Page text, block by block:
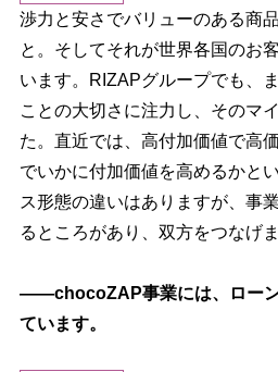
渉力と安さでバリューのある商
と。そしてそれが世界各国のお
います。RIZAPグループでも、
ことの大切さに注力し、そのマ
た。直近では、高付加価値で高
でいかに付加価値を高めるかと
ス形態の違いはありますが、事
るところがあり、双方をつなげま
――chocoZAP事業には、ロー
ています。